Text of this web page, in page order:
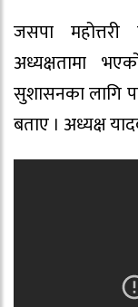
जसपा
अध्यक्षतामा
सुशासनका लागि
बताए । अध्यक्ष